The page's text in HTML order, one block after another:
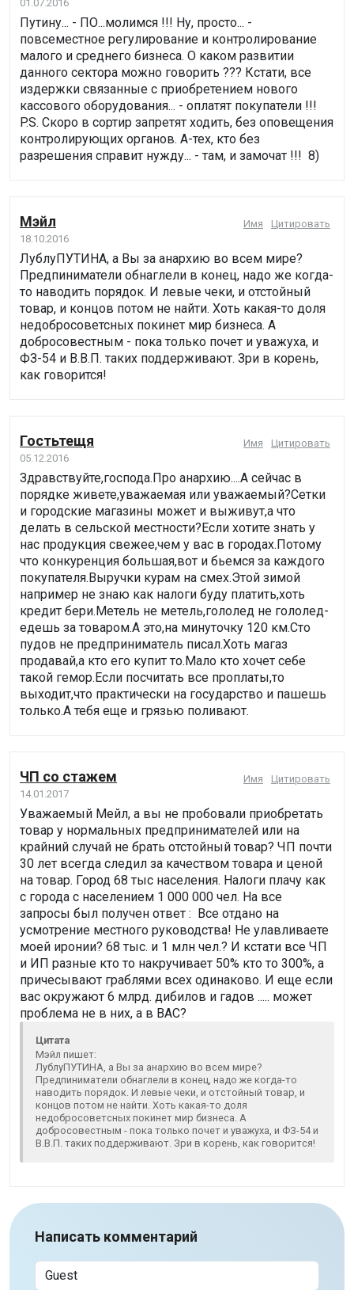
01.07.2016
Путину... - ПО...молимся !!! Ну, просто... -
повсеместное регулирование и контролирование
малого и среднего бизнеса. О каком развитии
данного сектора можно говорить ??? Кстати, все
издержки связанные с приобретением нового
кассового оборудования... - оплатят покупатели !!!
P.S. Скоро в сортир запретят ходить, без оповещения
контролирующих органов. А-тех, кто без
разрешения справит нужду... - там, и замочат !!! 8)
Мэйл
18.10.2016
Имя Цитировать
ЛублуПУТИНА, а Вы за анархию во всем мире?
Предпиниматели обнаглели в конец, надо же когда-
то наводить порядок. И левые чеки, и отстойный
товар, и концов потом не найти. Хоть какая-то доля
недобросоветсных покинет мир бизнеса. А
добросовестным - пока только почет и уважуха, и
ФЗ-54 и В.В.П. таких поддерживают. Зри в корень,
как говорится!
Гостьтещя
05.12.2016
Имя Цитировать
Здравствуйте,господа.Про анархию....А сейчас в
порядке живете,уважаемая или уважаемый?Сетки
и городские магазины может и выживут,а что
делать в сельской местности?Если хотите знать у
нас продукция свежее,чем у вас в городах.Потому
что конкуренция большая,вот и бьемся за каждого
покупателя.Выручки курам на смех.Этой зимой
например не знаю как налоги буду платить,хоть
кредит бери.Метель не метель,гололед не гололед-
едешь за товаром.А это,на минуточку 120 км.Сто
пудов не предприниматель писал.Хоть магаз
продавай,а кто его купит то.Мало кто хочет себе
такой гемор.Если посчитать все проплаты,то
выходит,что практически на государство и пашешь
только.А тебя еще и грязью поливают.
ЧП со стажем
14.01.2017
Имя Цитировать
Уважаемый Мейл, а вы не пробовали приобретать
товар у нормальных предпринимателей или на
крайний случай не брать отстойный товар? ЧП почти
30 лет всегда следил за качеством товара и ценой
на товар. Город 68 тыс населения. Налоги плачу как
с города с населением 1 000 000 чел. На все
запросы был получен ответ : Все отдано на
усмотрение местного руководства! Не улавливаете
моей иронии? 68 тыс. и 1 млн чел.? И кстати все ЧП
и ИП разные кто то накручивает 50% кто то 300%, а
причесывают граблями всех одинаково. И еще если
вас окружают 6 млрд. дибилов и гадов ..... может
проблема не в них, а в ВАС?
Цитата
Мэйл пишет:
ЛублуПУТИНА, а Вы за анархию во всем мире?
Предпиниматели обнаглели в конец, надо же когда-то
наводить порядок. И левые чеки, и отстойный товар, и
концов потом не найти. Хоть какая-то доля
недобросоветсных покинет мир бизнеса. А
добросовестным - пока только почет и уважуха, и ФЗ-54 и
В.В.П. таких поддерживают. Зри в корень, как говорится!
Написать комментарий